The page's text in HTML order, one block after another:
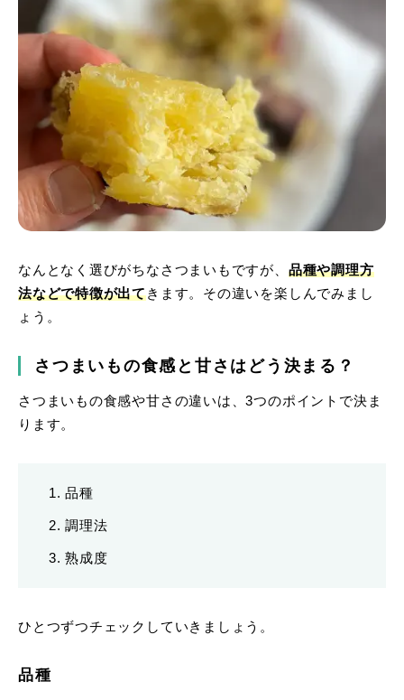
なんとなく選びがちなさつまいもですが、 品種や調理方
法などで特徴が出てきます。その違いを楽しんでみまし
ょう。
さつまいもの食感と甘さはどう決まる？
さつまいもの食感や甘さの違いは、3つのポイントで決ま
ります。
品種
調理法
熟成度
ひとつずつチェックしていきましょう。
品種